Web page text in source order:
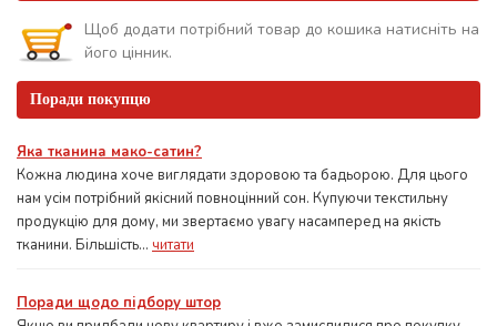
Щоб додати потрібний товар до кошика натисніть на
його цінник.
Поради покупцю
Яка тканина мако-сатин?
Кожна людина хоче виглядати здоровою та бадьорою. Для цього
нам усім потрібний якісний повноцінний сон. Купуючи текстильну
продукцію для дому, ми звертаємо увагу насамперед на якість
тканини. Більшість... читати
Поради щодо підбору штор